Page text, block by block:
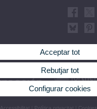
Acceptar tot
Rebutjar tot
Configurar cookies